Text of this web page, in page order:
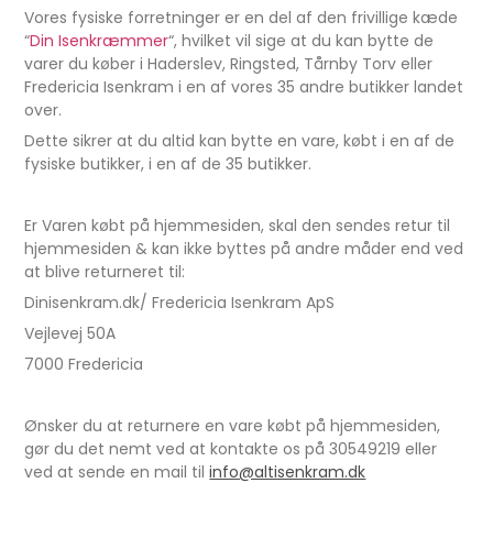
Vores fysiske forretninger er en del af den frivillige kæde
“Din Isenkræmmer“, hvilket vil sige at du kan bytte de
varer du køber i Haderslev, Ringsted, Tårnby Torv eller
Fredericia Isenkram i en af vores 35 andre butikker landet
over.
Dette sikrer at du altid kan bytte en vare, købt i en af de
fysiske butikker, i en af de 35 butikker.
Er Varen købt på hjemmesiden, skal den sendes retur til
hjemmesiden & kan ikke byttes på andre måder end ved
at blive returneret til:
Dinisenkram.dk/ Fredericia Isenkram ApS
Vejlevej 50A
7000 Fredericia
Ønsker du at returnere en vare købt på hjemmesiden,
gør du det nemt ved at kontakte os på 30549219 eller
ved at sende en mail tilinfo@altisenkram.dk